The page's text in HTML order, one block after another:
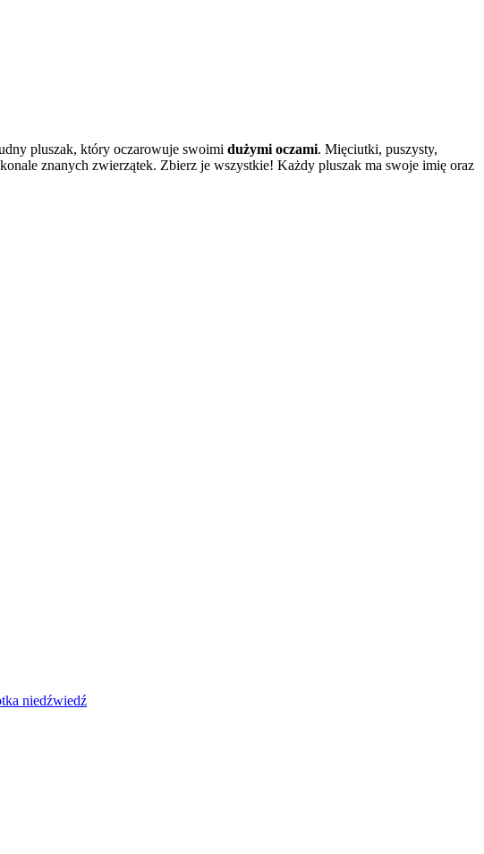
pluszak, który oczarowuje swoimi dużymi oczami. Mięciutki, puszysty,
znanych zwierzątek. Zbierz je wszystkie! Każdy pluszak ma swoje imię oraz